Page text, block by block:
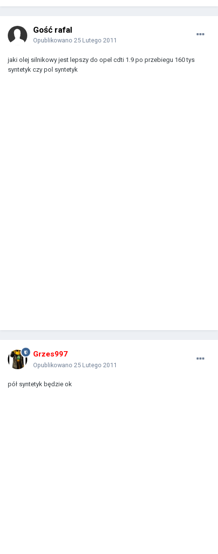
Gość rafal
Opublikowano 25 Lutego 2011
jaki olej silnikowy jest lepszy do opel cdti 1.9 po przebiegu 160 tys
syntetyk czy pol syntetyk
Grzes997
Opublikowano 25 Lutego 2011
pół syntetyk będzie ok